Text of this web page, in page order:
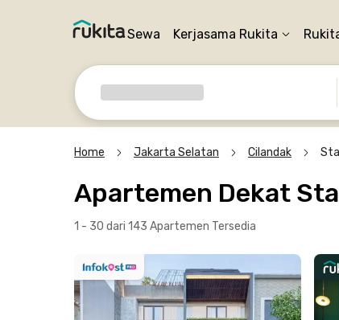
Sewa Kerjasama Rukita
Home Jakarta Selatan Cilandak
Apartemen Dekat
1 - 30 dari 143 Apartemen Tersedia